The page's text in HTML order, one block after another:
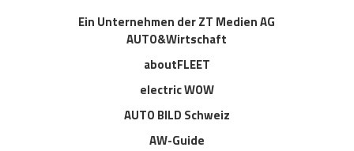
Ein Unternehmen der ZT Medien AG
AUTO&Wirtschaft
aboutFLEET
electric WOW
AUTO BILD Schweiz
AW-Guide